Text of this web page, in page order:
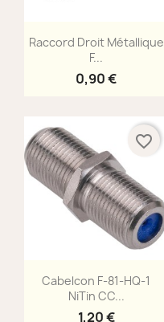
Aperçu rapide
Raccord Droit Métallique
F...
0,90 €
Aperçu rapide
Cabelcon F-81-HQ-1
NiTin CC...
1,20 €
favorite_border